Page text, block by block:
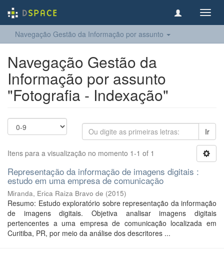
Navegação Gestão da Informação por assunto
Navegação Gestão da
Informação por assunto
"Fotografia - Indexação"
Ir
Itens para a visualização no momento 1-1 of 1
Representação da informação de imagens digitais :
estudo em uma empresa de comunicação
Miranda, Erica Raiza Bravo de (2015)
Resumo: Estudo exploratório sobre representação da informação
de imagens digitais. Objetiva analisar imagens digitais
pertencentes a uma empresa de comunicação localizada em
Curitiba, PR, por meio da análise dos descritores ...